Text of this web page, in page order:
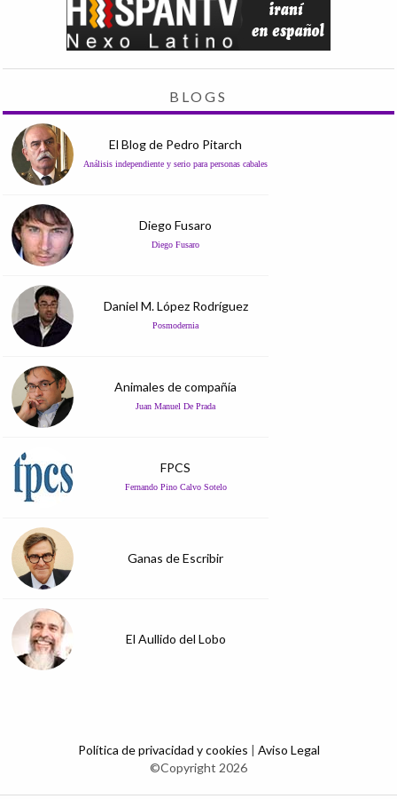
BLOGS
El Blog de Pedro Pitarch
Análisis independiente y serio para personas cabales
Diego Fusaro
Diego Fusaro
Daniel M. López Rodríguez
Posmodernia
Animales de compañía
Juan Manuel De Prada
FPCS
Fernando Pino Calvo Sotelo
Ganas de Escribir
El Aullido del Lobo
Política de privacidad y cookies | Aviso Legal
©Copyright 2026